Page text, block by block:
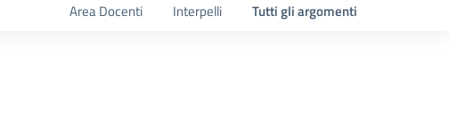
Area Docenti Interpelli Tutti gli argomenti